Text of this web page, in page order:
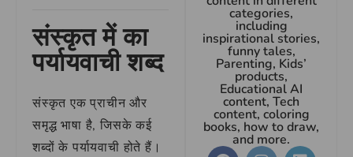
संस्कृत में का
पर्यायवाची शब्द
संस्कृत एक प्राचीन और
समृद्ध भाषा है, जिसके कई
शब्दों के पर्यायवाची होते हैं।
categories,
including
inspirational stories,
funny tales,
Parenting, Kids’
products,
Educational AI
content, Tech
content, coloring
books, how to draw,
and more.